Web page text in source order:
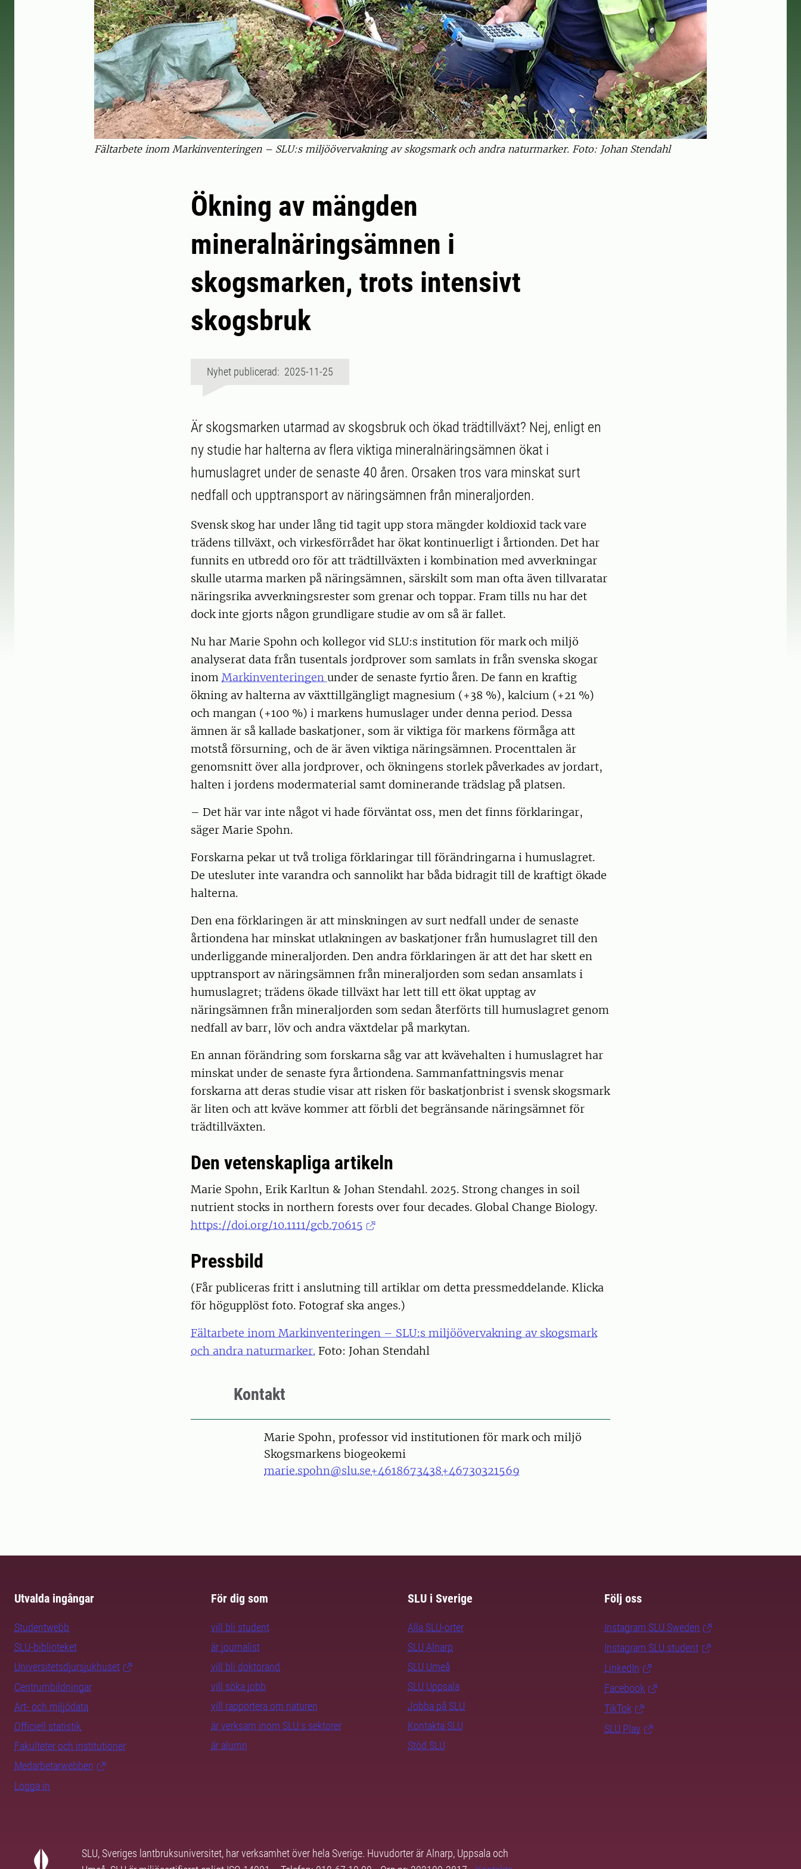
Fältarbete inom Markinventeringen – SLU:s miljöövervakning av skogsmark och andra naturmarker. Foto: Johan Stendahl
Ökning av mängden
mineralnäringsämnen i
skogsmarken, trots intensivt
skogsbruk
Nyhet publicerad: 2025-11-25
Är skogsmarken utarmad av skogsbruk och ökad trädtillväxt? Nej, enligt en
ny studie har halterna av flera viktiga mineralnäringsämnen ökat i
humuslagret under de senaste 40 åren. Orsaken tros vara minskat surt
nedfall och upptransport av näringsämnen från mineraljorden.
Svensk skog har under lång tid tagit upp stora mängder koldioxid tack vare
trädens tillväxt, och virkesförrådet har ökat kontinuerligt i årtionden. Det har
funnits en utbredd oro för att trädtillväxten i kombination med avverkningar
skulle utarma marken på näringsämnen, särskilt som man ofta även tillvaratar
näringsrika avverkningsrester som grenar och toppar. Fram tills nu har det
dock inte gjorts någon grundligare studie av om så är fallet.
Nu har Marie Spohn och kollegor vid SLU:s institution för mark och miljö
analyserat data från tusentals jordprover som samlats in från svenska skogar
inom Markinventeringen under de senaste fyrtio åren. De fann en kraftig
ökning av halterna av växttillgängligt magnesium (+38 %), kalcium (+21 %)
och mangan (+100 %) i markens humuslager under denna period. Dessa
ämnen är så kallade baskatjoner, som är viktiga för markens förmåga att
motstå försurning, och de är även viktiga näringsämnen. Procenttalen är
genomsnitt över alla jordprover, och ökningens storlek påverkades av jordart,
halten i jordens modermaterial samt dominerande trädslag på platsen.
– Det här var inte något vi hade förväntat oss, men det finns förklaringar,
säger Marie Spohn.
Forskarna pekar ut två troliga förklaringar till förändringarna i humuslagret.
De utesluter inte varandra och sannolikt har båda bidragit till de kraftigt ökade
halterna.
Den ena förklaringen är att minskningen av surt nedfall under de senaste
årtiondena har minskat utlakningen av baskatjoner från humuslagret till den
underliggande mineraljorden. Den andra förklaringen är att det har skett en
upptransport av näringsämnen från mineraljorden som sedan ansamlats i
humuslagret; trädens ökade tillväxt har lett till ett ökat upptag av
näringsämnen från mineraljorden som sedan återförts till humuslagret genom
nedfall av barr, löv och andra växtdelar på markytan.
En annan förändring som forskarna såg var att kvävehalten i humuslagret har
minskat under de senaste fyra årtiondena. Sammanfattningsvis menar
forskarna att deras studie visar att risken för baskatjonbrist i svensk skogsmark
är liten och att kväve kommer att förbli det begränsande näringsämnet för
trädtillväxten.
Den vetenskapliga artikeln
Marie Spohn, Erik Karltun & Johan Stendahl. 2025. Strong changes in soil
nutrient stocks in northern forests over four decades. Global Change Biology.
https://doi.org/10.1111/gcb.70615
Pressbild
(Får publiceras fritt i anslutning till artiklar om detta pressmeddelande. Klicka
för högupplöst foto. Fotograf ska anges.)
Fältarbete inom Markinventeringen – SLU:s miljöövervakning av skogsmark
och andra naturmarker. Foto: Johan Stendahl
Kontakt
PersonMarie Spohn, professor vid institutionen för mark och miljö
Skogsmarkens biogeokemi
marie.spohn@slu.se+4618673438+46730321569
Utvalda ingångar
Studentwebb
SLU-biblioteket
Universitetsdjursjukhuset
Centrumbildningar
Art- och miljödata
Officiell statistik
Fakulteter och institutioner
Medarbetarwebben
Logga in
För dig som
vill bli student
är journalist
vill bli doktorand
vill söka jobb
vill rapportera om naturen
är verksam inom SLU:s sektorer
är alumn
SLU i Sverige
Alla SLU-orter
SLU Alnarp
SLU Umeå
SLU Uppsala
Jobba på SLU
Kontakta SLU
Stöd SLU
Följ oss
Instagram SLU.Sweden
Instagram SLU.student
LinkedIn
Facebook
TikTok
SLU Play
SLU, Sveriges lantbruksuniversitet, har verksamhet över hela Sverige. Huvudorter är Alnarp, Uppsala och